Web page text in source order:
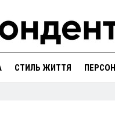
СТИЛЬ ЖИТТЯ